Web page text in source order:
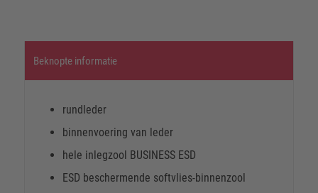
Beknopte informatie
rundleder
binnenvoering van leder
hele inlegzool BUSINESS ESD
ESD beschermende softvlies-binnenzool